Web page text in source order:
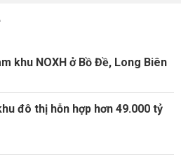
khu NOXH ở Bồ Đề, Long Biên
đô thị hỗn hợp hơn 49.000 tỷ